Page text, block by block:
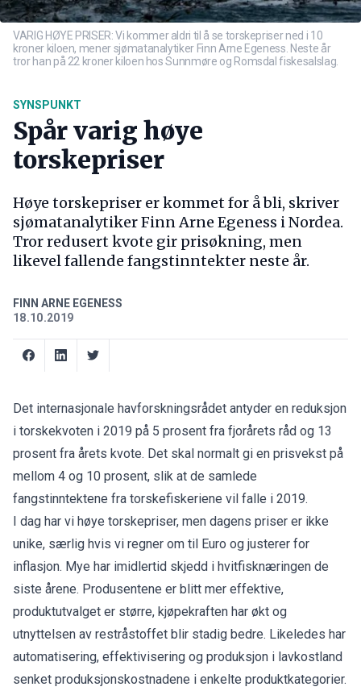
VARIG HØYE PRISER: Vi kommer aldri til å se torskepriser ned i 10
kroner kiloen, mener sjømatanalytiker Finn Arne Egeness. Neste år
tror han på 22 kroner kiloen hos Sunnmøre og Romsdal fiskesalslag.
SYNSPUNKT
Spår varig høye
torskepriser
Høye torskepriser er kommet for å bli, skriver
sjømatanalytiker Finn Arne Egeness i Nordea.
Tror redusert kvote gir prisøkning, men
likevel fallende fangstinntekter neste år.
FINN ARNE EGENESS
18.10.2019
Det internasjonale havforskningsrådet antyder en reduksjon
i torskekvoten i 2019 på 5 prosent fra fjorårets råd og 13
prosent fra årets kvote. Det skal normalt gi en prisvekst på
mellom 4 og 10 prosent, slik at de samlede
fangstinntektene fra torskefiskeriene vil falle i 2019.
I dag har vi høye torskepriser, men dagens priser er ikke
unike, særlig hvis vi regner om til Euro og justerer for
inflasjon. Mye har imidlertid skjedd i hvitfisknæringen de
siste årene. Produsentene er blitt mer effektive,
produktutvalget er større, kjøpekraften har økt og
utnyttelsen av restråstoffet blir stadig bedre. Likeledes har
automatisering, effektivisering og produksjon i lavkostland
senket produksjonskostnadene i enkelte produktkategorier.